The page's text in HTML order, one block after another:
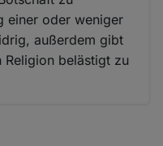
einer oder weniger
außerdem gibt
Religion belästigt zu